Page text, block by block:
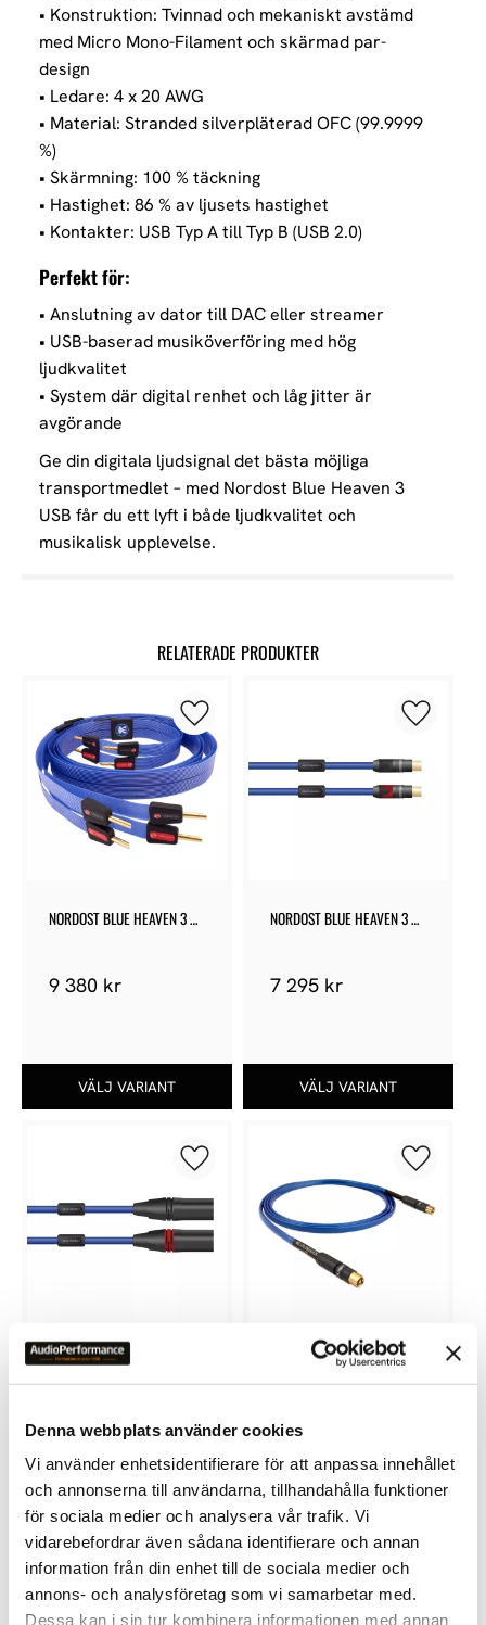
Denna webbplats använder cookies
Vi använder enhetsidentifierare för att anpassa innehållet
och annonserna till användarna, tillhandahålla funktioner
för sociala medier och analysera vår trafik. Vi
vidarebefordrar även sådana identifierare och annan
information från din enhet till de sociala medier och
annons- och analysföretag som vi samarbetar med.
Dessa kan i sin tur kombinera informationen med annan
• Konstruktion: Tvinnad och mekaniskt avstämd
med Micro Mono-Filament och skärmad par-
design
• Ledare: 4 x 20 AWG
• Material: Stranded silverpläterad OFC (99.9999
%)
• Skärmning: 100 % täckning
• Hastighet: 86 % av ljusets hastighet
• Kontakter: USB Typ A till Typ B (USB 2.0)
Perfekt för:
• Anslutning av dator till DAC eller streamer
• USB-baserad musiköverföring med hög
ljudkvalitet
• System där digital renhet och låg jitter är
avgörande
Ge din digitala ljudsignal det bästa möjliga
transportmedlet – med Nordost Blue Heaven 3
USB får du ett lyft i både ljudkvalitet och
musikalisk upplevelse.
RELATERADE PRODUKTER
NORDOST BLUE HEAVEN 3
9 380 kr
Lägg till i favoriter
NORDOST BLUE HEAVEN 3
7 295 kr
Lägg till
NORDOST BLUE HEAVEN 3
ANALOG XLR
7 295kr
Lägg till i favoriter
NORDOST BLUE HEAVEN LS
SUBWOOFERKABEL MONO
6 180
Lägg till
Lägg till i favoriter Lägg till